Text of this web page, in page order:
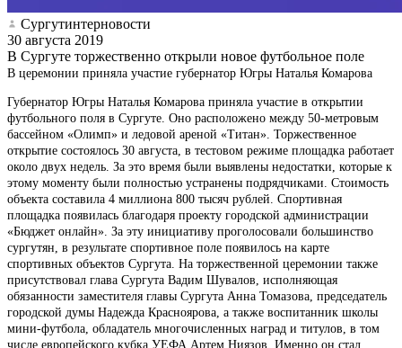
Сургутинтерновости
30 августа 2019
В Сургуте торжественно открыли новое футбольное поле
В церемонии приняла участие губернатор Югры Наталья Комарова
Губернатор Югры Наталья Комарова приняла участие в открытии
футбольного поля в Сургуте. Оно расположено между 50-метровым
бассейном «Олимп» и ледовой ареной «Титан». Торжественное
открытие состоялось 30 августа, в тестовом режиме площадка работает
около двух недель. За это время были выявлены недостатки, которые к
этому моменту были полностью устранены подрядчиками. Стоимость
объекта составила 4 миллиона 800 тысяч рублей. Спортивная
площадка появилась благодаря проекту городской администрации
«Бюджет онлайн». За эту инициативу проголосовали большинство
сургутян, в результате спортивное поле появилось на карте
спортивных объектов Сургута. На торжественной церемонии также
присутствовал глава Сургута Вадим Шувалов, исполняющая
обязанности заместителя главы Сургута Анна Томазова, председатель
городской думы Надежда Красноярова, а также воспитанник школы
мини-футбола, обладатель многочисленных наград и титулов, в том
числе европейского кубка УЕФА Артем Ниязов. Именно он стал